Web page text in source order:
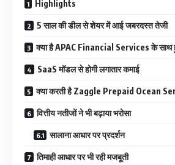
Highlights
5 साल की डील से शेयर में आई जबरदस्त तेजी
क्या है APAC Financial Services के साथ
SaaS मॉडल से होगी लगातार कमाई
क्या करती है Zaggle Prepaid Ocean
वित्तीय नतीजों ने भी बढ़ाया भरोसा
सालाना आधार पर प्रदर्शन
तिमाही आधार पर भी रही मजबूती